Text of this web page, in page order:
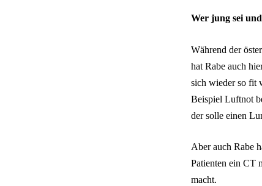
Wer jung sei
Während der
hat Rabe auch
sich wieder so fit
Beispiel Luftnot
der solle einen
Aber auch Rabe
Patienten ein CT
macht.